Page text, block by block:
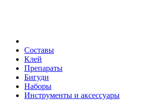
Составы
Клей
Препараты
Бигуди
Наборы
Инструменты и аксессуары